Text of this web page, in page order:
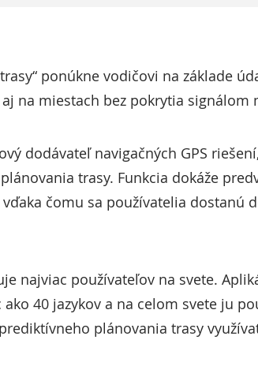
ponúkne vodičovi na základe
na miestach bez pokrytia signálom
dodávateľ navigačných GPS
trasy. Funkcia dokáže
čomu sa používatelia dostanú
najviac používateľov na svete.
40 jazykov a na celom svete ju
plánovania trasy